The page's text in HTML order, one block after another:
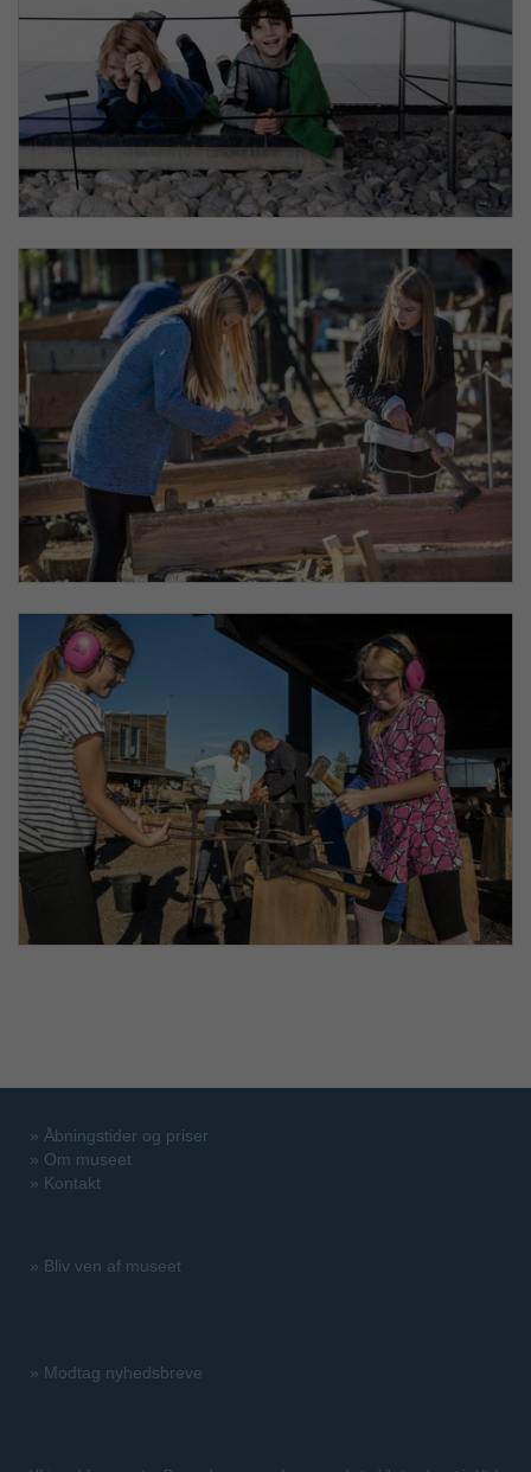
» Åbningstider og priser
» Om museet
» Kontakt
» Bliv ven af museet
» Modtag nyhedsbreve